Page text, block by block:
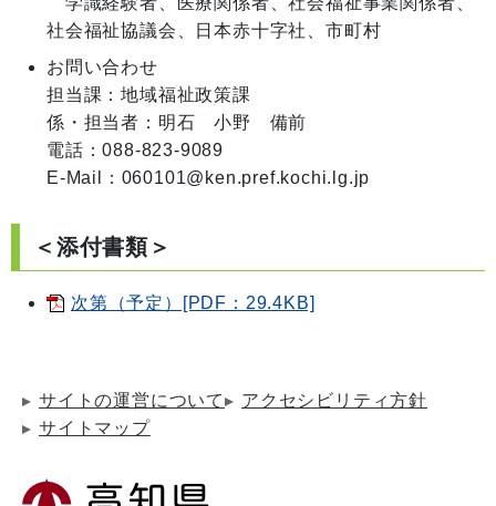
お問い合わせ
担当課：地域福祉政策課
係・担当者：明石　小野　備前
電話：088-823-9089
E-Mail：060101@ken.pref.kochi.lg.jp
＜添付書類＞
次第（予定）[PDF：29.4KB]
サイトの運営について
アクセシビリティ方針
サイトマップ